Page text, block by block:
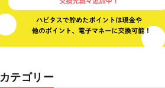
カテゴリー